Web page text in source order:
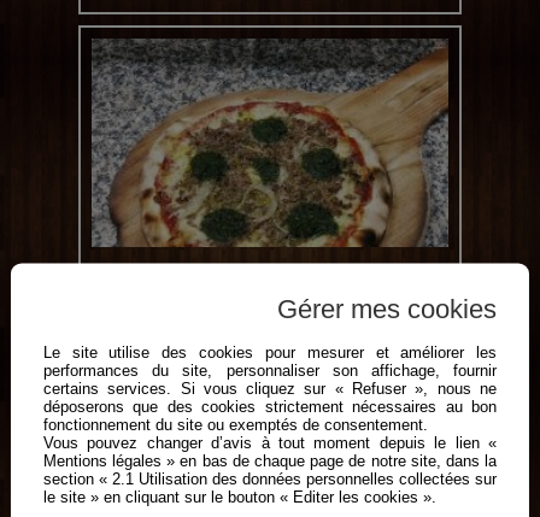
Les Viandes
Gérer mes cookies
Le site utilise des cookies pour mesurer et améliorer les
performances du site, personnaliser son affichage, fournir
certains services. Si vous cliquez sur « Refuser », nous ne
déposerons que des cookies strictement nécessaires au bon
fonctionnement du site ou exemptés de consentement.
Vous pouvez changer d’avis à tout moment depuis le lien «
Mentions légales » en bas de chaque page de notre site, dans la
section « 2.1 Utilisation des données personnelles collectées sur
le site » en cliquant sur le bouton « Editer les cookies ».